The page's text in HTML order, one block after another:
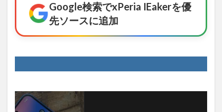
Google検索でxPeria IEakerを優
先ソースに追加